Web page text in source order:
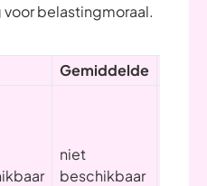
belastingmoraal.
Gemiddelde
niet
beschikbaar